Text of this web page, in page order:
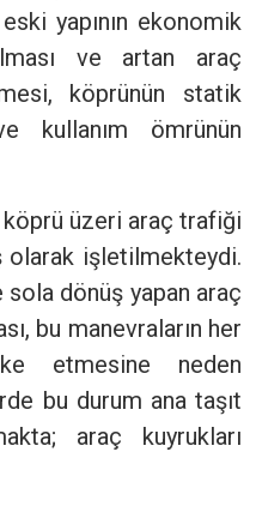
yapının ekonomik
ve artan araç
köprünün statik
kullanım ömrünün
köprü üzeri araç trafiği
işletilmekteydi.
dönüş yapan araç
bu manevraların her
etmesine neden
bu durum ana taşıt
araç kuyrukları